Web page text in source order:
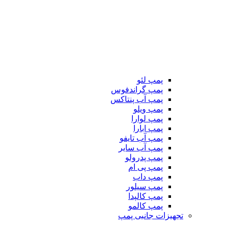
پمپ لئو
پمپ گراندفوس
پمپ آب پنتاکس
پمپ ویلو
پمپ لوارا
پمپ ابارا
پمپ آب تایفو
پمپ آب سایر
پمپ پدرولو
پمپ پی ام
پمپ داب
پمپ سیلور
پمپ کالپدا
پمپ کالمو
تجهیزات جانبی پمپ